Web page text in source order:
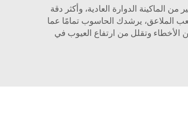
من الماكينة الدوارة العادية، وأكثر دقة
من طهي الطعام وحتى لعب الملاعق، يرشدك الحاسوب تمامًا عما
الأخطاء وتقلل من ارتفاع العيوب في